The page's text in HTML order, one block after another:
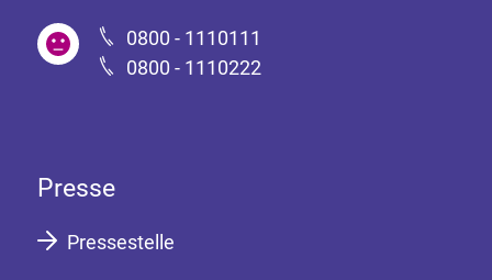
0800 - 1110111
0800 - 1110222
Presse
Pressestelle